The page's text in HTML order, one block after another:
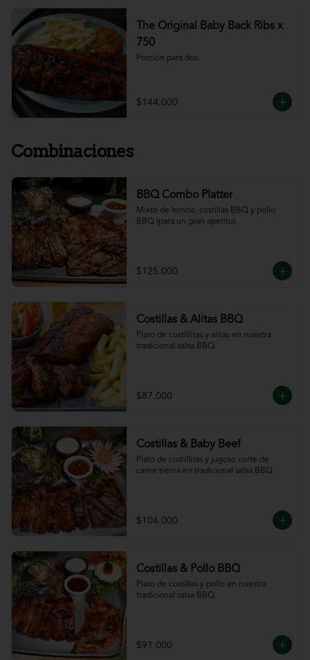
The Original Baby Back Ribs x
750
Porción para dos.
$144.000
Combinaciones
BBQ Combo Platter
Mixto de lomito, costillas BBQ y pollo
BBQ (para un gran apetito).
$125.000
Costillas & Alitas BBQ
Plato de costillitas y alitas en nuestra
tradicional salsa BBQ.
$87.000
Costillas & Baby Beef
Plato de costillitas y jugoso corte de
carne tierna en tradicional salsa BBQ.
$104.000
Costillas & Pollo BBQ
Plato de costillas y pollo en nuestra
tradicional salsa BBQ.
$91.000